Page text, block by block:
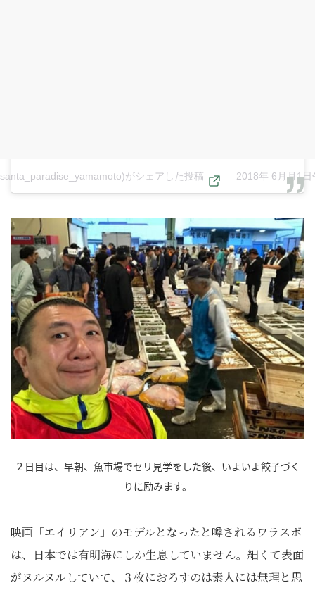
がシェアした投稿 – 2018年 6月月1
２日目は、早朝、魚市場でセリ見学をした後、いよいよ餃子づく
りに励みます。
映画「エイリアン」のモデルとなったと噂されるワラスボ
は、日本では有明海にしか生息していません。細くて表面
がヌルヌルしていて、３枚におろすのは素人には無理と思